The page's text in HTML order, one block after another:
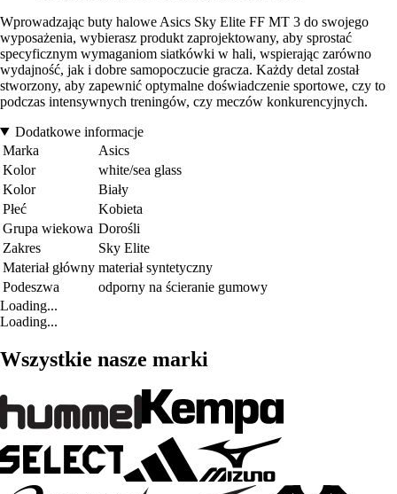
Wprowadzając buty halowe Asics Sky Elite FF MT 3 do swojego
wyposażenia, wybierasz produkt zaprojektowany, aby sprostać
specyficznym wymaganiom siatkówki w hali, wspierając zarówno
wydajność, jak i dobre samopoczucie gracza. Każdy detal został
stworzony, aby zapewnić optymalne doświadczenie sportowe, czy to
podczas intensywnych treningów, czy meczów konkurencyjnych.
Dodatkowe informacje
Marka
Asics
Kolor
white/sea glass
Kolor
Biały
Płeć
Kobieta
Grupa wiekowa Dorośli
Zakres
Sky Elite
Materiał główny materiał syntetyczny
Podeszwa
odporny na ścieranie gumowy
Loading...
Loading...
Wszystkie nasze marki